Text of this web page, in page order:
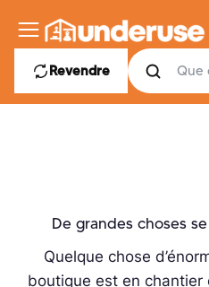
contenu
Ouvrir le menu des rayons
Revendre
De grandes choses
Quelque chose
boutique est en